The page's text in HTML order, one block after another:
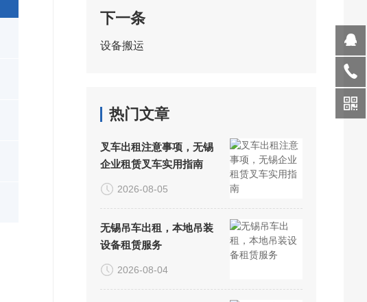
下一条
设备搬运
热门文章
叉车出租注意事项，无锡
企业租赁叉车实用指南
2026-08-05
无锡吊车出租，本地吊装
设备租赁服务
2026-08-04